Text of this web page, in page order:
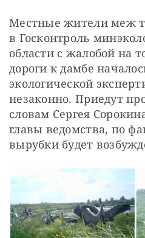
Местные жители меж
в Госконтроль
области с жалобой на
дороги к дамбе
экологической
незаконно. Приедут
словам Сергея
главы ведомства, по
вырубки будет